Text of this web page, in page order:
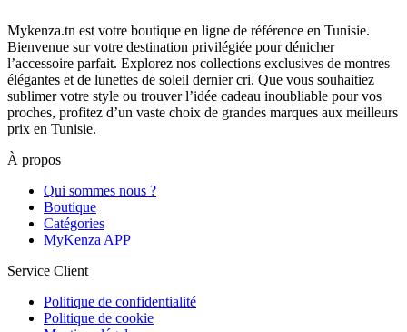
Mykenza.tn est votre boutique en ligne de référence en Tunisie.
Bienvenue sur votre destination privilégiée pour dénicher
l’accessoire parfait. Explorez nos collections exclusives de montres
élégantes et de lunettes de soleil dernier cri. Que vous souhaitiez
sublimer votre style ou trouver l’idée cadeau inoubliable pour vos
proches, profitez d’un vaste choix de grandes marques aux meilleurs
prix en Tunisie.
À propos
Qui sommes nous ?
Boutique
Catégories
MyKenza APP
Service Client
Politique de confidentialité
Politique de cookie